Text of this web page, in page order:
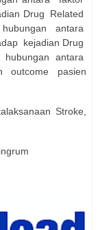
Drug
Related
hubungan
antara
kejadian Drug
hubungan antara
outcome pasien
Stroke,